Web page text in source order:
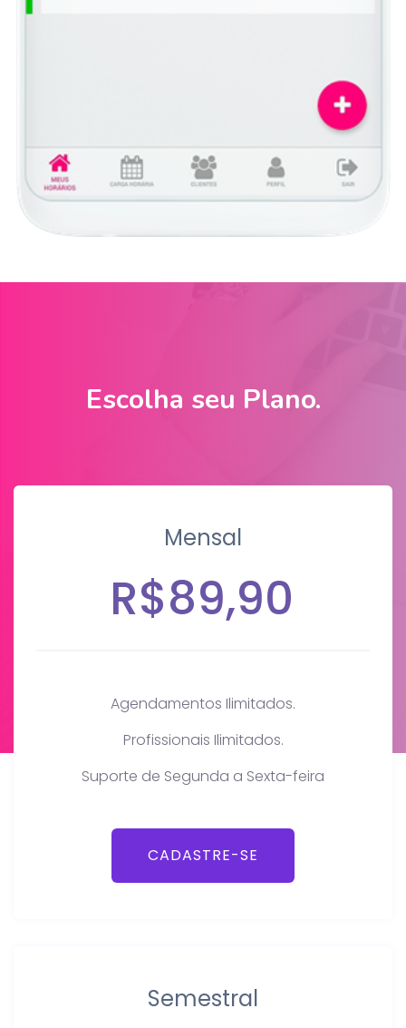
Escolha seu Plano.
Mensal
R$89,90
Agendamentos Ilimitados.
Profissionais Ilimitados.
Suporte de Segunda a Sexta-feira
CADASTRE-SE
Semestral